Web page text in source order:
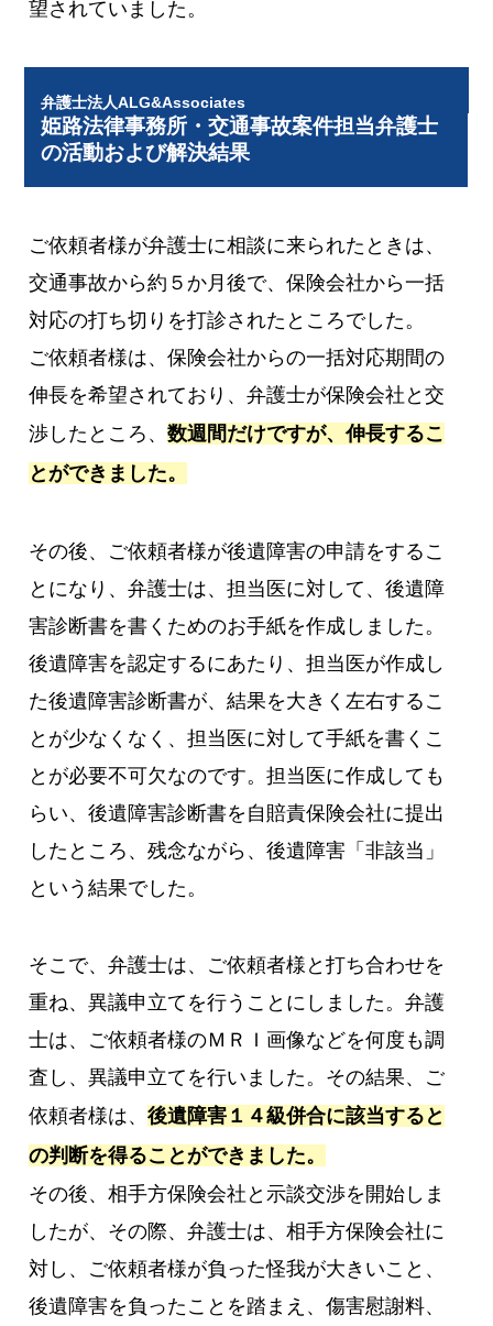
望されていました。
弁護士法人ALG&Associates
姫路法律事務所・交通事故案件担当弁護士
の活動および解決結果
ご依頼者様が弁護士に相談に来られたときは、
交通事故から約５か月後で、保険会社から一括
対応の打ち切りを打診されたところでした。
ご依頼者様は、保険会社からの一括対応期間の
伸長を希望されており、弁護士が保険会社と交
渉したところ、数週間だけですが、伸長するこ
とができました。
その後、ご依頼者様が後遺障害の申請をするこ
とになり、弁護士は、担当医に対して、後遺障
害診断書を書くためのお手紙を作成しました。
後遺障害を認定するにあたり、担当医が作成し
た後遺障害診断書が、結果を大きく左右するこ
とが少なくなく、担当医に対して手紙を書くこ
とが必要不可欠なのです。担当医に作成しても
らい、後遺障害診断書を自賠責保険会社に提出
したところ、残念ながら、後遺障害「非該当」
という結果でした。
そこで、弁護士は、ご依頼者様と打ち合わせを
重ね、異議申立てを行うことにしました。弁護
士は、ご依頼者様のＭＲＩ画像などを何度も調
査し、異議申立てを行いました。その結果、ご
依頼者様は、後遺障害１４級併合に該当すると
の判断を得ることができました。
その後、相手方保険会社と示談交渉を開始しま
したが、その際、弁護士は、相手方保険会社に
対し、ご依頼者様が負った怪我が大きいこと、
後遺障害を負ったことを踏まえ、傷害慰謝料、